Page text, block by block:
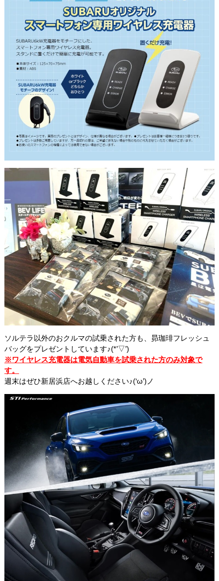
ソルテラ以外のおクルマの試乗された方も、昴珈琲フレッシュ
バッグをプレゼントしています♪(*’▽’)
※ワイヤレス充電器は電気自動車を試乗された方のみ対象で
す。
週末はぜひ新居浜店へお越しください♪(‘ω’)ノ